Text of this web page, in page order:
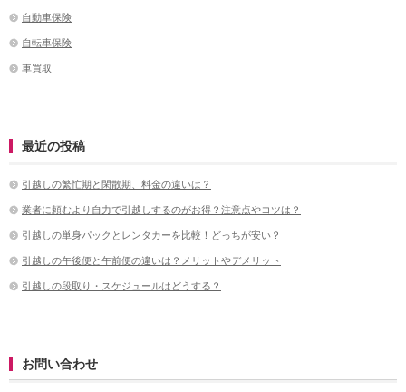
自動車保険
自転車保険
車買取
最近の投稿
引越しの繁忙期と閑散期、料金の違いは？
業者に頼むより自力で引越しするのがお得？注意点やコツは？
引越しの単身パックとレンタカーを比較！どっちが安い？
引越しの午後便と午前便の違いは？メリットやデメリット
引越しの段取り・スケジュールはどうする？
お問い合わせ